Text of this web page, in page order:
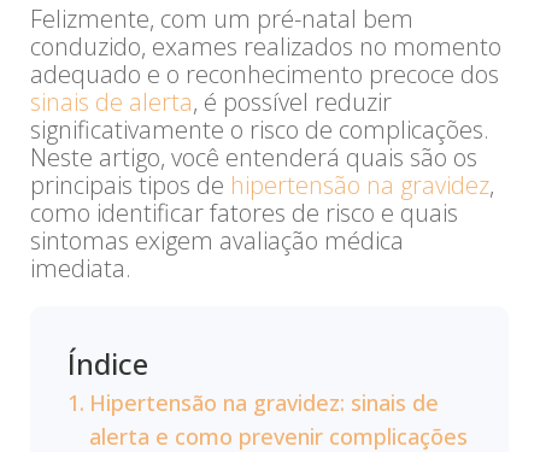
Felizmente, com um pré-natal bem
conduzido, exames realizados no momento
adequado e o reconhecimento precoce dos
sinais de alerta, é possível reduzir
significativamente o risco de complicações.
Neste artigo, você entenderá quais são os
principais tipos de hipertensão na gravidez,
como identificar fatores de risco e quais
sintomas exigem avaliação médica
imediata.
Índice
Hipertensão na gravidez: sinais de
alerta e como prevenir complicações